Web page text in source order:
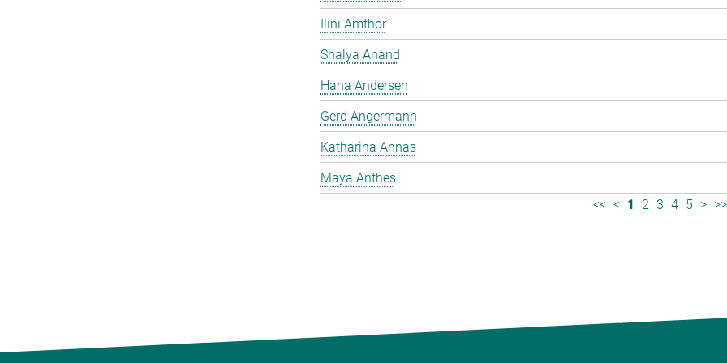
Ilini Amthor
Shalya Anand
Hana Andersen
Gerd Angermann
Katharina Annas
Maya Anthes
<< < 1 2 3 4 5 > >>